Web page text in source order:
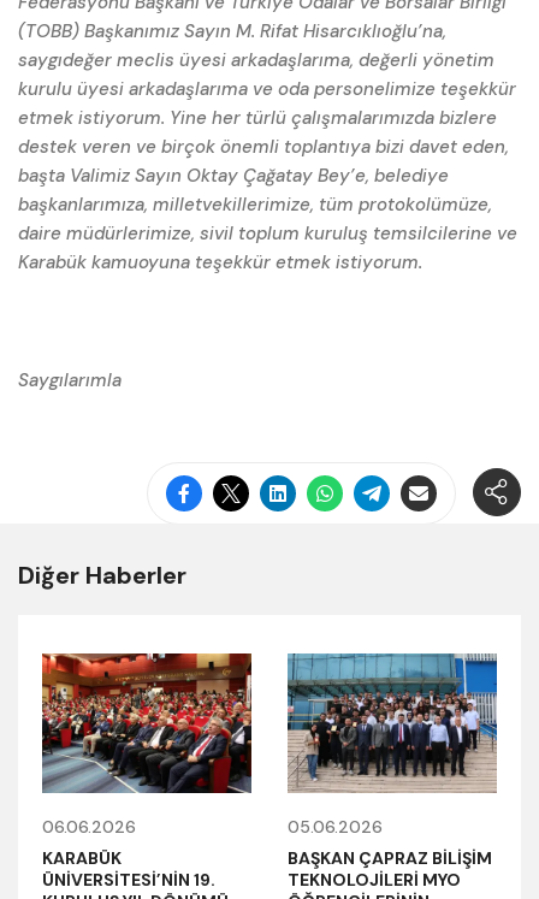
(TOBB) Başkanımız Sayın M. Rifat Hisarcıklıoğlu’na,
saygıdeğer meclis üyesi arkadaşlarıma, değerli yönetim
kurulu üyesi arkadaşlarıma ve oda personelimize teşekkür
etmek istiyorum. Yine her türlü çalışmalarımızda bizlere
destek veren ve birçok önemli toplantıya bizi davet eden,
başta Valimiz Sayın Oktay Çağatay Bey’e, belediye
başkanlarımıza, milletvekillerimize, tüm protokolümüze,
daire müdürlerimize, sivil toplum kuruluş temsilcilerine ve
Karabük kamuoyuna teşekkür etmek istiyorum.
Saygılarımla
Diğer Haberler
06.06.2026
KARABÜK
ÜNİVERSİTESİ’NİN 19.
05.06.2026
BAŞKAN ÇAPRAZ BİLİŞİM
TEKNOLOJİLERİ MYO